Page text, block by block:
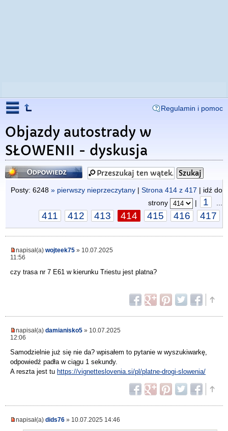
Regulamin i pomoc
Objazdy autostrady w
SŁOWENII - dyskusja
Odpowiedz
Posty: 6248 » pierwszy nieprzeczytany | Strona 414 z 417 | idź do
strony
| 1
411 412 413 414 415 416 417
napisał(a) wojteek75 » 10.07.2025
11:56
czy trasa nr 7 E61 w kierunku Triestu jest platna?
napisał(a) damianisko5 » 10.07.2025
12:06
Samodzielnie już się nie da? wpisałem to pytanie w wyszukiwarkę,
odpowiedź padła w ciągu 1 sekundy.
A reszta jest tu https://vignetteslovenia.si/pl/platne-drogi-slowenia/
napisał(a) dids76 » 10.07.2025 14:46